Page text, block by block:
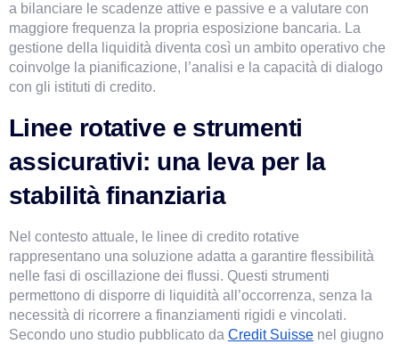
a bilanciare le scadenze attive e passive e a valutare con
maggiore frequenza la propria esposizione bancaria. La
gestione della liquidità diventa così un ambito operativo che
coinvolge la pianificazione, l’analisi e la capacità di dialogo
con gli istituti di credito.
Linee rotative e strumenti
assicurativi: una leva per la
stabilità finanziaria
Nel contesto attuale, le linee di credito rotative
rappresentano una soluzione adatta a garantire flessibilità
nelle fasi di oscillazione dei flussi. Questi strumenti
permettono di disporre di liquidità all’occorrenza, senza la
necessità di ricorrere a finanziamenti rigidi e vincolati.
Secondo uno studio pubblicato da Credit Suisse